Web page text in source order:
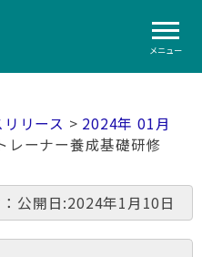
メニュー
リース > 2024年 01月
レーナー養成基礎研修
公開日:2024年1月10日